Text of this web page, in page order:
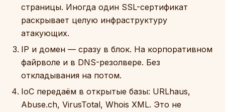
страницы. Иногда один SSL-сертификат
раскрывает целую инфраструктуру
атакующих.
IP и домен — сразу в блок. На корпоративном
файрволе и в DNS-резолвере. Без
откладывания на потом.
IoC передаём в открытые базы: URLhaus,
Abuse.ch, VirusTotal, Whois XML. Это не